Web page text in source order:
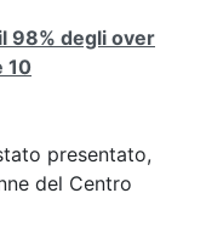
98% degli over
10
presentato,
del Centro